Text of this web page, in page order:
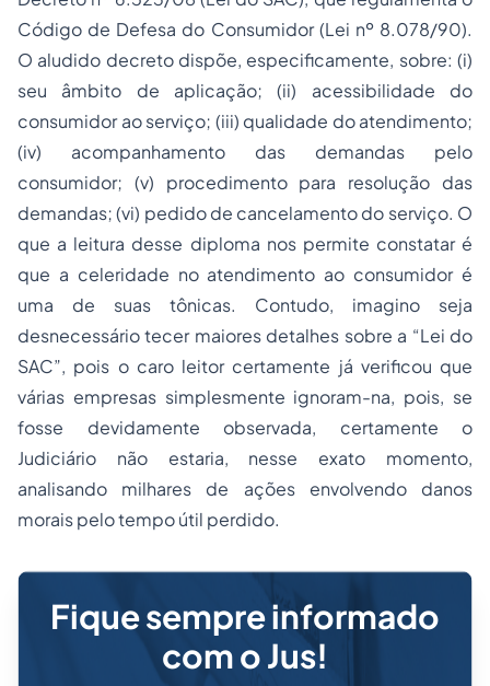
Código de Defesa do Consumidor (Lei nº 8.078/90).
O aludido decreto dispõe, especificamente, sobre: (i)
seu âmbito de aplicação; (ii) acessibilidade do
consumidor ao serviço; (iii) qualidade do atendimento;
(iv) acompanhamento das demandas pelo
consumidor; (v) procedimento para resolução das
demandas; (vi) pedido de cancelamento do serviço. O
que a leitura desse diploma nos permite constatar é
que a celeridade no atendimento ao consumidor é
uma de suas tônicas. Contudo, imagino seja
desnecessário tecer maiores detalhes sobre a “Lei do
SAC”, pois o caro leitor certamente já verificou que
várias empresas simplesmente ignoram-na, pois, se
fosse devidamente observada, certamente o
Judiciário não estaria, nesse exato momento,
analisando milhares de ações envolvendo danos
morais pelo tempo útil perdido.
Fique sempre informado
com o Jus!